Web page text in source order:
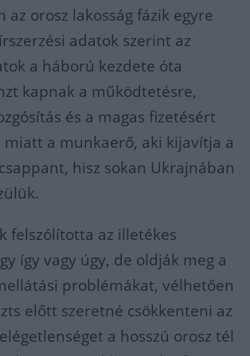
az orosz lakosság fázik egyre
adatok szerint az
a háború kezdete óta
kapnak a működtetésre,
és a magas fizetésért
miatt a munkaerő, aki kijavítja a
hisz sokan Ukrajnában
felszólította az illetékes
így vagy úgy, de oldják meg a
problémákat, vélhetően
előtt szeretné csökkenteni az
a hosszú orosz tél